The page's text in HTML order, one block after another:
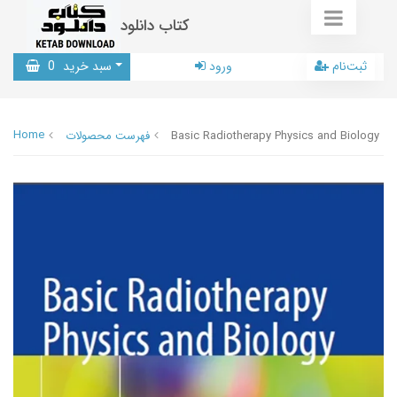
کتاب دانلود
سبد خرید 0 ورود ثبت‌نام
Home فهرست محصولات Basic Radiotherapy Physics and Biology